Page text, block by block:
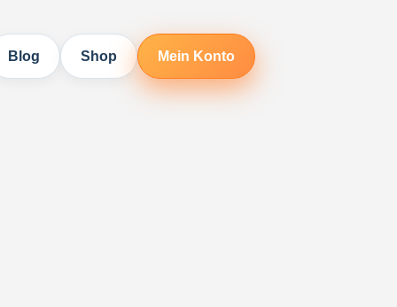
Blog Shop Mein Konto